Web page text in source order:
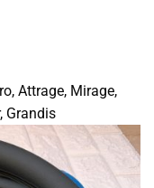
Attrage, Mirage,
Grandis